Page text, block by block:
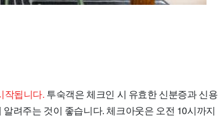
작됩니다. 투숙객은 체크인 시 유효한 신분증과 신용
려주는 것이 좋습니다. 체크아웃은 오전 10시까지